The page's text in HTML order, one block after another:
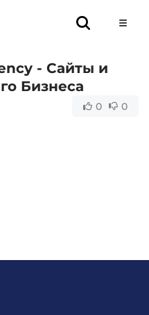
- Сайты и
Бизнеса
0 0